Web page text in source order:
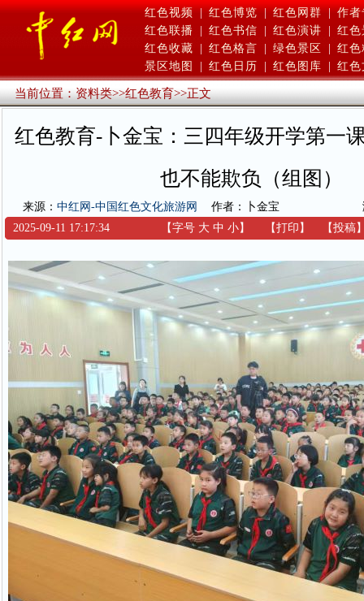
红色视频 | 红色博览 | 红色网群 | 作者
红色联播
红色书信 红色演讲
红色
红色收藏
红色格言 绿色景区
红色
景区地图
红色日历 红色图库 红色
当前位置：资料类>>红色教育>>正文
红色教育-卜金宝：三四年级开学第一
也不能欺负（组图）
来源： 中红网-中国红色文化旅游网 作者：卜金宝
2025-09-11 17:17:34
【字号 大 中 小】 【打印 】 【投稿